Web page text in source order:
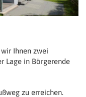
Ihnen zwei
Lage in Börgerende
zu erreichen.